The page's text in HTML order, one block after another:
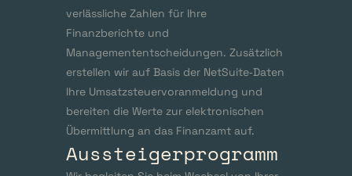
verlässliche Zahlen für Ihre
Finanzberichte und
Managemententscheidungen. Zusätzlich
erstellen wir auf Basis der NetSuite‑Daten
Ihre Umsatzsteuervoranmeldung und
bereiten die Werte zur elektronischen
Übermittlung an das Finanzamt auf.
Aussteigerprogramm